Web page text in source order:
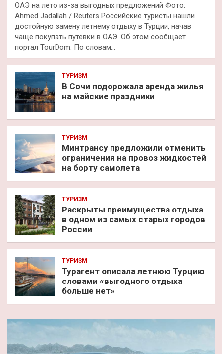
ОАЭ на лето из-за выгодных предложений Фото:
Ahmed Jadallah / Reuters Российские туристы нашли
достойную замену летнему отдыху в Турции, начав
чаще покупать путевки в ОАЭ. Об этом сообщает
портал TourDom. По словам…
ТУРИЗМ
В Сочи подорожала аренда жилья
на майские праздники
ТУРИЗМ
Минтрансу предложили отменить
ограничения на провоз жидкостей
на борту самолета
ТУРИЗМ
Раскрыты преимущества отдыха
в одном из самых старых городов
России
ТУРИЗМ
Турагент описала летнюю Турцию
словами «выгодного отдыха
больше нет»